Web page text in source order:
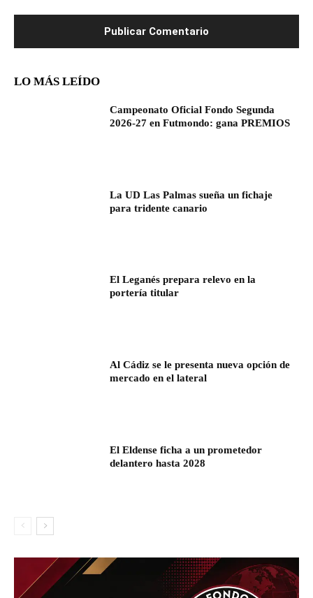
LO MÁS LEÍDO
Campeonato Oficial Fondo Segunda
2026-27 en Futmondo: gana PREMIOS
La UD Las Palmas sueña un fichaje
para tridente canario
El Leganés prepara relevo en la
portería titular
Al Cádiz se le presenta nueva opción de
mercado en el lateral
El Eldense ficha a un prometedor
delantero hasta 2028